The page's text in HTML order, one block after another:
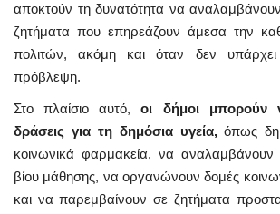
αποκτούν τη δυνατότητα να
ζητήματα που επηρεάζουν άμεσα την
πολιτών, ακόμη και όταν δεν υπάρχει
πρόβλεψη.
Στο πλαίσιο αυτό,οι δήμοι μπορούν
δράσεις για τη δημόσια υγεία,όπως
κοινωνικά φαρμακεία, να αναλαμβάνουν
βίου μάθησης, να οργανώνουν δομές
και να παρεμβαίνουν σε ζητήματα